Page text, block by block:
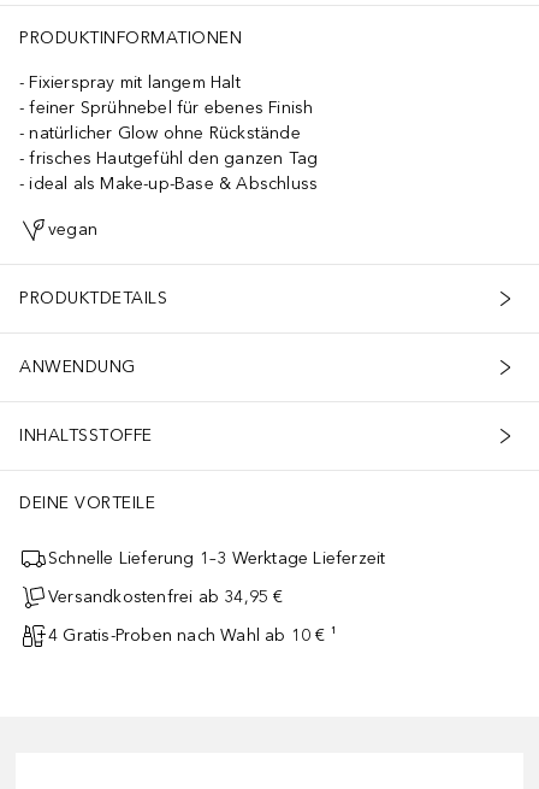
PRODUKTINFORMATIONEN
Fixierspray mit langem Halt
feiner Sprühnebel für ebenes Finish
natürlicher Glow ohne Rückstände
frisches Hautgefühl den ganzen Tag
ideal als Make-up-Base & Abschluss
vegan
PRODUKTDETAILS
ANWENDUNG
INHALTSSTOFFE
DEINE VORTEILE
Schnelle Lieferung 1–3 Werktage Lieferzeit
Versandkostenfrei ab 34,95 €
4 Gratis-Proben nach Wahl ab 10 € ¹